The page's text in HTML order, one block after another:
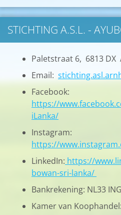
STICHTING A.S.L. -
Paletstraat 6, 6813 DX
Email:
Facebook:
https://
iLanka/
Instagram:
https://
LinkedIn: https://
bowan-sri-lanka/
Bankrekening: NL33
Kamer van